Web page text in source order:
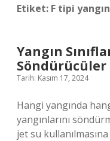
Etiket: F tipi
Yangın
Tarih: Kasım 17, 2024
Hangi yangında
yangınlarını
jet su